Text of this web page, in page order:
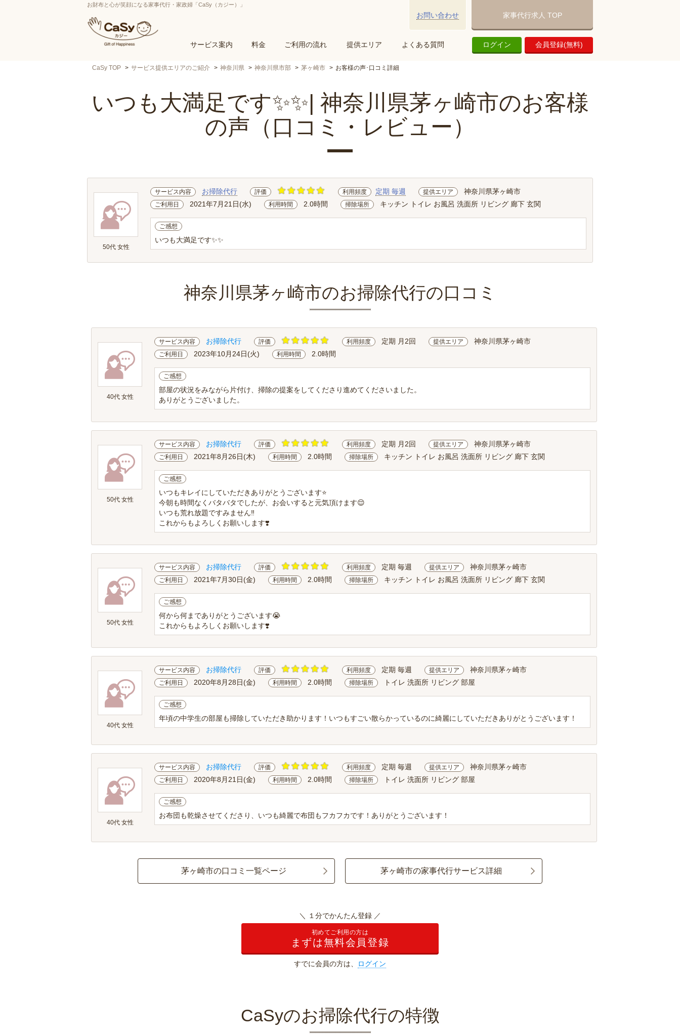
お財布と心が笑顔になる家事代行・家政婦「CaSy（カジー）」
サービス案内 料金 ご利用の流れ 提供エリア よくある質問 ログイン 会員登録(無料)
お問い合わせ 家事代行求人 TOP
CaSy TOP サービス提供エリアのご紹介 神奈川県 神奈川県市部 茅ヶ崎市 お客様の声･口コミ詳細
いつも大満足です✨✨| 神奈川県茅ヶ崎市のお客様
の声（口コミ・レビュー）
50代 女性
サービス内容 お掃除代行 評価 利用頻度 定期 毎週 提供エリア 神奈川県茅ヶ崎市
ご利用日 2021年7月21日(水) 利用時間 2.0時間 掃除場所 キッチン トイレ お風呂 洗面所 リビング 廊下 玄関
ご感想
いつも大満足です✨✨
神奈川県茅ヶ崎市のお掃除代行の口コミ
40代 女性
サービス内容 お掃除代行 評価 利用頻度 定期 月2回 提供エリア 神奈川県茅ヶ崎市
ご利用日 2023年10月24日(火) 利用時間 2.0時間
ご感想
部屋の状況をみながら片付け、掃除の提案をしてくださり進めてくださいました。
ありがとうございました。
50代 女性
サービス内容 お掃除代行 評価 利用頻度 定期 月2回 提供エリア 神奈川県茅ヶ崎市
ご利用日 2021年8月26日(木) 利用時間 2.0時間 掃除場所 キッチン トイレ お風呂 洗面所 リビング 廊下 玄関
ご感想
いつもキレイにしていただきありがとうございます⭐️
今朝も時間なくバタバタでしたが、お会いすると元気頂けます😌
いつも荒れ放題ですみません‼️
これからもよろしくお願いします❣️
50代 女性
サービス内容 お掃除代行 評価 利用頻度 定期 毎週 提供エリア 神奈川県茅ヶ崎市
ご利用日 2021年7月30日(金) 利用時間 2.0時間 掃除場所 キッチン トイレ お風呂 洗面所 リビング 廊下 玄関
ご感想
何から何までありがとうございます😭
これからもよろしくお願いします❣️
40代 女性
サービス内容 お掃除代行 評価 利用頻度 定期 毎週 提供エリア 神奈川県茅ヶ崎市
ご利用日 2020年8月28日(金) 利用時間 2.0時間 掃除場所 トイレ 洗面所 リビング 部屋
ご感想
年頃の中学生の部屋も掃除していただき助かります！いつもすごい散らかっているのに綺麗にしていただきありがとうございます！
40代 女性
サービス内容 お掃除代行 評価 利用頻度 定期 毎週 提供エリア 神奈川県茅ヶ崎市
ご利用日 2020年8月21日(金) 利用時間 2.0時間 掃除場所 トイレ 洗面所 リビング 部屋
ご感想
お布団も乾燥させてくださり、いつも綺麗で布団もフカフカです！ありがとうございます！
茅ヶ崎市の口コミ一覧ページ 茅ヶ崎市の家事代行サービス詳細
＼ １分でかんたん登録 ／
初めてご利用の方は
まずは無料会員登録
すでに会員の方は、 ログイン
CaSyのお掃除代行の特徴